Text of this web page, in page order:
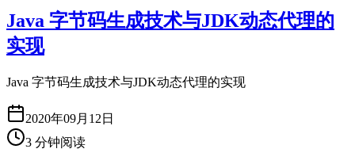
Java 字节码生成技术与JDK动态代理的
实现
Java 字节码生成技术与JDK动态代理的实现
2020年09月12日
3 分钟阅读